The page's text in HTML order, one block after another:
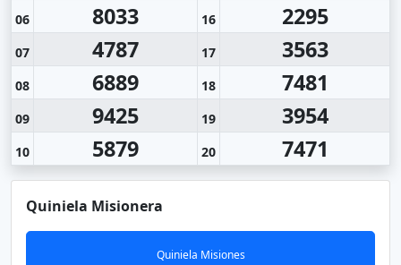
06 8033 16 2295
07 4787 17 3563
08 6889 18 7481
09 9425 19 3954
10 5879 20 7471
Quiniela Misionera
Quiniela Misiones